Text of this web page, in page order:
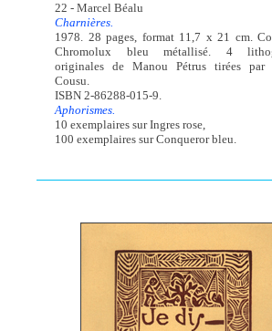
22 - Marcel Béalu
Charnières.
1978. 28 pages, format 11,7 x 21 cm.
Chromolux bleu métallisé. 4
originales de Manou Pétrus tirées par
Cousu.
ISBN 2-86288-015-9.
Aphorismes.
10 exemplaires sur Ingres rose,
100 exemplaires sur Conqueror bleu.